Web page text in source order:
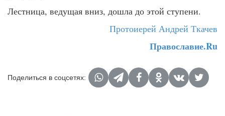
Лестница, ведущая вниз, дошла до этой ступени.
Протоиерей Андрей Ткачев
Православие.Ru
Поделиться в соцсетях: